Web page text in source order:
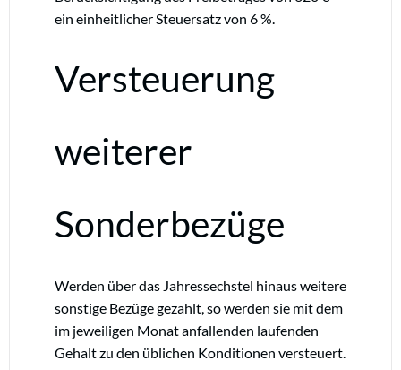
ein einheitlicher Steuersatz von 6 %.
Versteuerung
weiterer
Sonderbezüge
Werden über das Jahressechstel hinaus weitere
sonstige Bezüge gezahlt, so werden sie mit dem
im jeweiligen Monat anfallenden laufenden
Gehalt zu den üblichen Konditionen versteuert.